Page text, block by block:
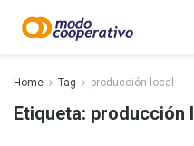
Home Tag producción local
Etiqueta: producción